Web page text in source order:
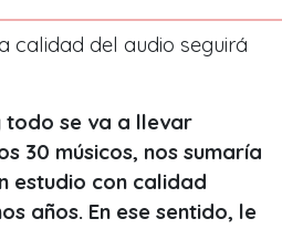
calidad del audio seguirá
todo se va a llevar
30 músicos, nos sumaría
estudio con calidad
años. En ese sentido, le